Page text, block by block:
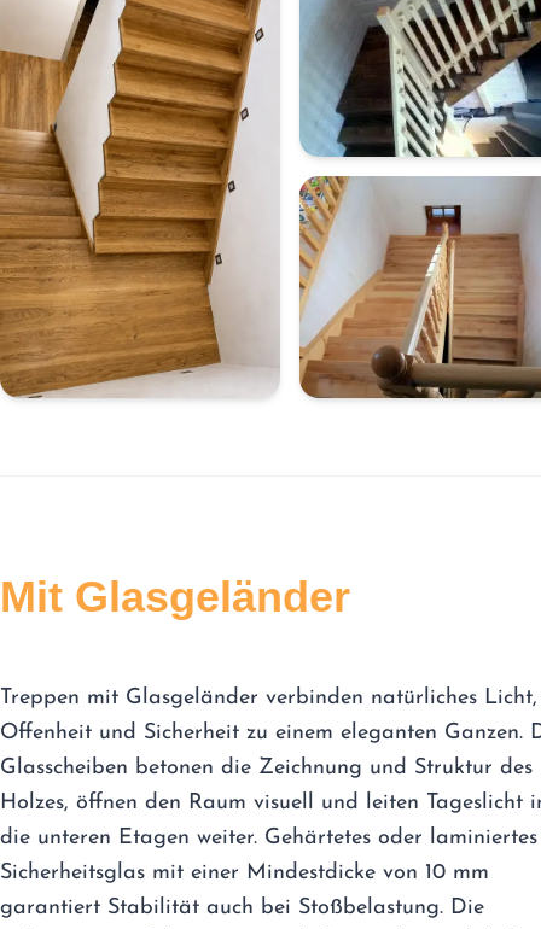
Mit Glasgeländer
Treppen mit Glasgeländer verbinden natürliches Licht,
Offenheit und Sicherheit zu einem eleganten Ganzen.
Glasscheiben betonen die Zeichnung und Struktur des
Holzes, öffnen den Raum visuell und leiten Tageslicht
die unteren Etagen weiter. Gehärtetes oder laminiertes
Sicherheitsglas mit einer Mindestdicke von 10 mm
garantiert Stabilität auch bei Stoßbelastung. Die